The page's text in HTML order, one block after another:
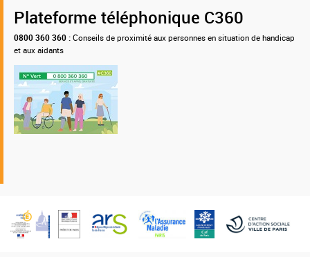
Plateforme téléphonique C360
0800 360 360 : Conseils de proximité aux personnes en situation de handicap
et aux aidants
Nos
partenaires